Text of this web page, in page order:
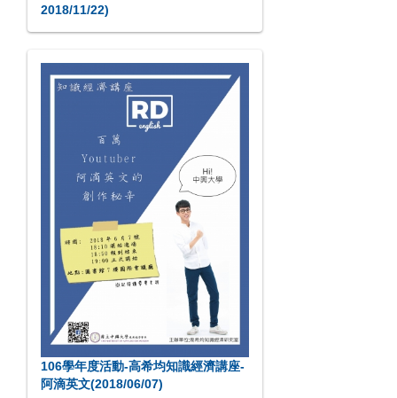
2018/11/22)
106學年度活動-高希均知識經濟講座-
阿滴英文(2018/06/07)